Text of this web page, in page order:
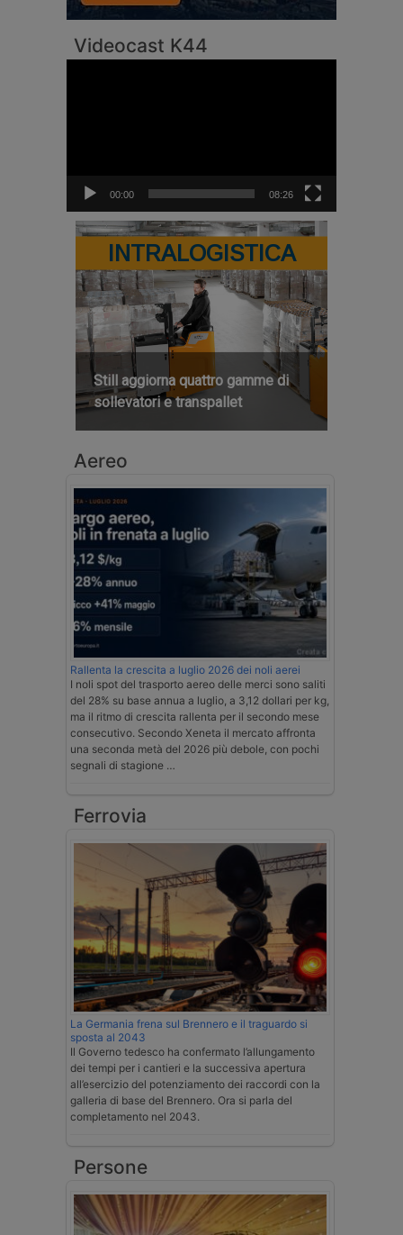
Videocast K44
00:00 08:26
INTRALOGISTICA
Still aggiorna quattro gamme di
sollevatori e transpallet
Aereo
Rallenta la crescita a luglio 2026 dei noli aerei
I noli spot del trasporto aereo delle merci sono saliti
del 28% su base annua a luglio, a 3,12 dollari per kg,
ma il ritmo di crescita rallenta per il secondo mese
consecutivo. Secondo Xeneta il mercato affronta
una seconda metà del 2026 più debole, con pochi
segnali di stagione …
Ferrovia
La Germania frena sul Brennero e il traguardo si
sposta al 2043
Il Governo tedesco ha confermato l’allungamento
dei tempi per i cantieri e la successiva apertura
all’esercizio del potenziamento dei raccordi con la
galleria di base del Brennero. Ora si parla del
completamento nel 2043.
Persone